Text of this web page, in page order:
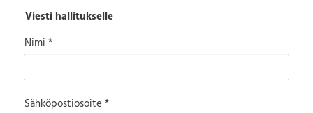
Viesti hallitukselle
Nimi *
Sähköpostiosoite *